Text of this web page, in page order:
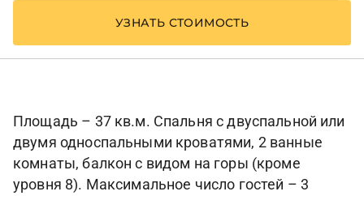
УЗНАТЬ СТОИМОСТЬ
Площадь – 37 кв.м. Спальня с двуспальной или
двумя односпальными кроватями, 2 ванные
комнаты, балкон с видом на горы (кроме
уровня 8). Максимальное число гостей – 3